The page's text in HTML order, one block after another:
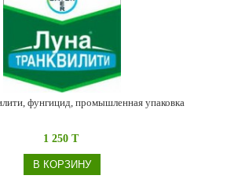
фунгицид, промышленная упаковка
1 250 T
В КОРЗИНУ